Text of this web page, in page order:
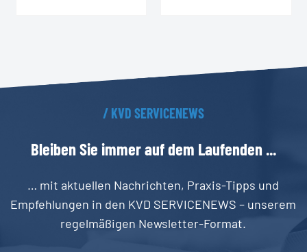
/ KVD SERVICENEWS
BleibenSie immeraufdem Laufenden ...
… mit aktuellen Nachrichten, Praxis-Tipps und
Empfehlungen in den KVD SERVICENEWS – unserem
regelmäßigen Newsletter-Format.